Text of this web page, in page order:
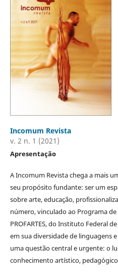
Incomum Revista
v. 2 n. 1 (2021)
Apresentação
A Incomum Revista chega a mais
seu propósito fundante: ser um
sobre arte, educação,
número, vinculado ao Programa
PROFARTES, do Instituto Federal
em sua diversidade de linguagens
uma questão central e urgente: o
conhecimento artístico,